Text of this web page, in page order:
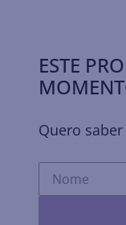
ESTE
Quero